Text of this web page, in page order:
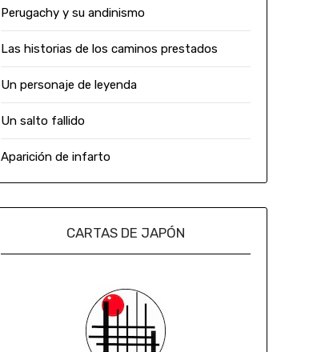
Perugachy y su andinismo
Las historias de los caminos prestados
Un personaje de leyenda
Un salto fallido
Aparición de infarto
CARTAS DE JAPÓN